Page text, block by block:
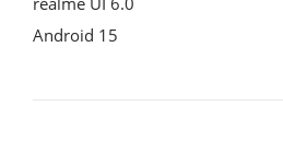
Android 15